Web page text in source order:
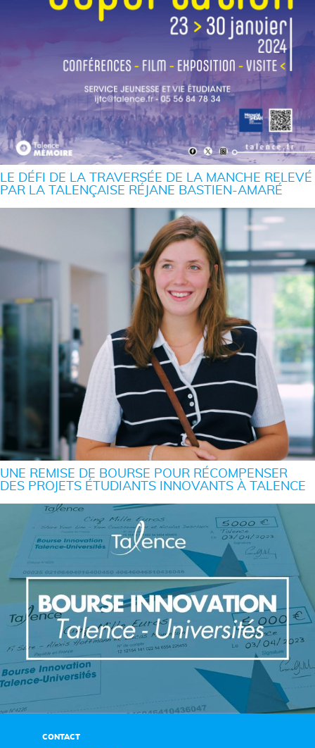
LE DÉFI DE LA TRAVERSÉE DE LA MANCHE RELEVÉ
PAR LA TALENÇAISE RÉJANE BASTIEN-AMARÉ
UNE REMISE DE BOURSE POUR RÉCOMPENSER
DES PROJETS ÉTUDIANTS INNOVANTS À TALENCE
CONTACT